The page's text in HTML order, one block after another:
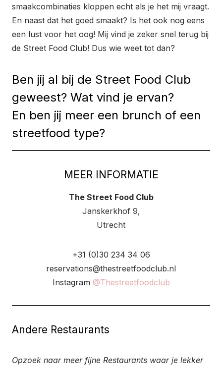
smaakcombinaties kloppen echt als je het mij vraagt.
En naast dat het goed smaakt? Is het ook nog eens
een lust voor het oog! Mij vind je zeker snel terug bij
de Street Food Club! Dus wie weet tot dan?
Ben jij al bij de Street Food Club
geweest? Wat vind je ervan?
En ben jij meer een brunch of een
streetfood type?
MEER INFORMATIE
The Street Food Club
Janskerkhof 9,
Utrecht
+31 (0)30 234 34 06
reservations@thestreetfoodclub.nl
Instagram @Thestreetfoodclub
Andere Restaurants
Opzoek naar meer fijne Restaurants waar je lekker